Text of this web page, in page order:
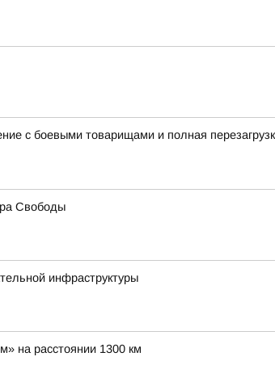
боевыми товарищами и полная
Свободы
инфраструктуры
на расстоянии 1300 км